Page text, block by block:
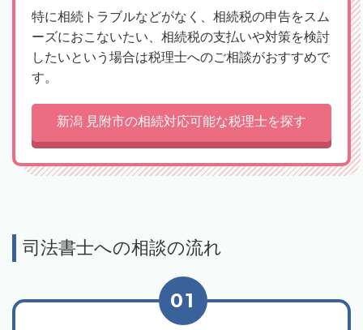
特に相続トラブルなどがなく、相続税の申告をスム
ーズにおこないたい、相続税の支払いや対策を検討
したいという場合は税理士へのご相談がおすすめで
す。
新潟 見附市の相続対応可能な税理士を探す
司法書士への相談の流れ
01